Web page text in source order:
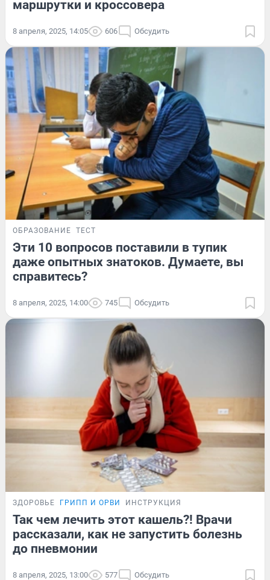
маршрутки и кроссовера
8 апреля, 2025, 14:05 606 Обсудить
ОБРАЗОВАНИЕ ТЕСТ
Эти 10 вопросов поставили в тупик
даже опытных знатоков. Думаете, вы
справитесь?
8 апреля, 2025, 14:00 745 Обсудить
ЗДОРОВЬЕ ГРИПП И ОРВИ ИНСТРУКЦИЯ
Так чем лечить этот кашель?! Врачи
рассказали, как не запустить болезнь
до пневмонии
8 апреля, 2025, 13:00 577 Обсудить